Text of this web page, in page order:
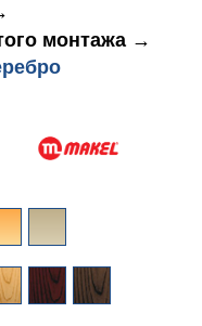
монтажа →